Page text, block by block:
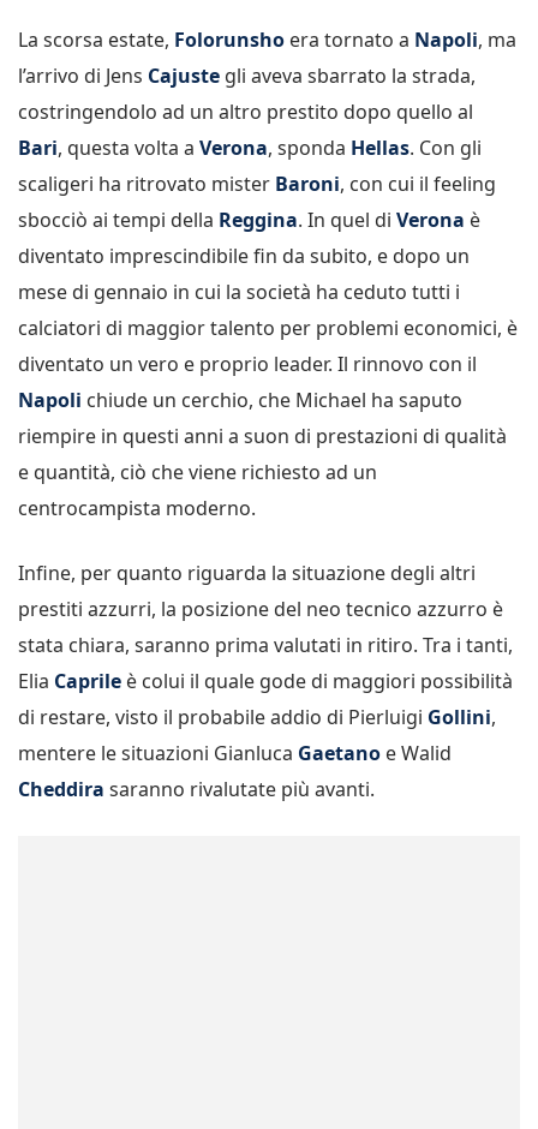
La scorsa estate, Folorunsho era tornato a Napoli, ma
l’arrivo di Jens Cajuste gli aveva sbarrato la strada,
costringendolo ad un altro prestito dopo quello al
Bari, questa volta a Verona, sponda Hellas. Con gli
scaligeri ha ritrovato mister Baroni, con cui il feeling
sbocciò ai tempi della Reggina. In quel di Verona è
diventato imprescindibile fin da subito, e dopo un
mese di gennaio in cui la società ha ceduto tutti i
calciatori di maggior talento per problemi economici, è
diventato un vero e proprio leader. Il rinnovo con il
Napoli chiude un cerchio, che Michael ha saputo
riempire in questi anni a suon di prestazioni di qualità
e quantità, ciò che viene richiesto ad un
centrocampista moderno.
Infine, per quanto riguarda la situazione degli altri
prestiti azzurri, la posizione del neo tecnico azzurro è
stata chiara, saranno prima valutati in ritiro. Tra i tanti,
Elia Caprile è colui il quale gode di maggiori possibilità
di restare, visto il probabile addio di Pierluigi Gollini,
mentere le situazioni Gianluca Gaetano e Walid
Cheddira saranno rivalutate più avanti.